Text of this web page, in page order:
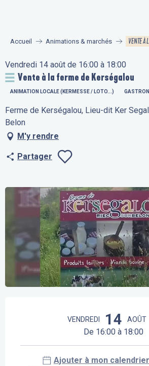
principal
Accueil Animations & marchés VENTE À
Vendredi 14 août de 16:00 à 18:00
Vente à la ferme de Kerségalou
ANIMATION LOCALE (KERMESSE / LOTO...)
Ferme de Kerségalou, Lieu-dit Ker
Belon
M'y rendre
Partager
VENDREDI 14 AOÛT
De 16:00 à 18:00
Ajouter à mon